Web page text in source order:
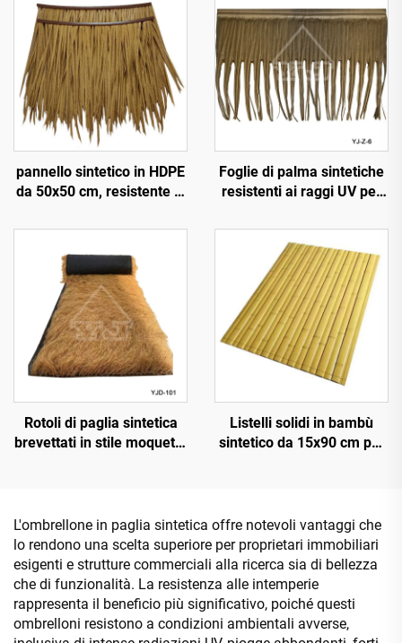
pannello sintetico in HDPE
da 50x50 cm, resistente ai
tetti di resort tropicali
Foglie di palma sintetiche
resistenti ai raggi UV per
esterna
Rotoli di paglia sintetica
brevettati in stile moquette
Listelli solidi in bambù
sintetico da 15x90 cm per
L'ombrellone in paglia sintetica offre notevoli vantaggi che
lo rendono una scelta superiore per proprietari immobiliari
esigenti e strutture commerciali alla ricerca sia di bellezza
che di funzionalità. La resistenza alle intemperie
rappresenta il beneficio più significativo, poiché questi
ombrelloni resistono a condizioni ambientali avverse,